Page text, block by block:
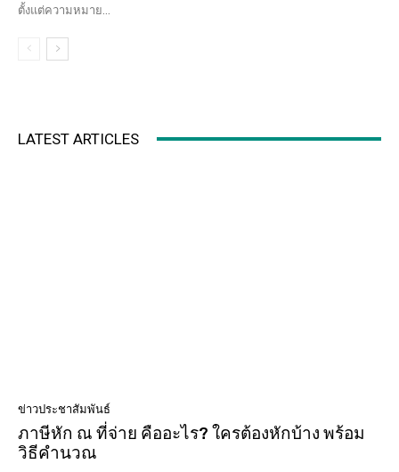
ตั้งแต่ความหมาย...
LATEST ARTICLES
ข่าวประชาสัมพันธ์
ภาษีหัก ณ ที่จ่าย คืออะไร? ใครต้องหักบ้าง พร้อม
วิธีคำนวณ